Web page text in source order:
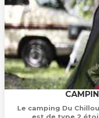
Le camping Du